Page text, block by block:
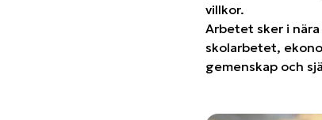
villkor.
Arbetet sker i
skolarbetet,
gemenskap och